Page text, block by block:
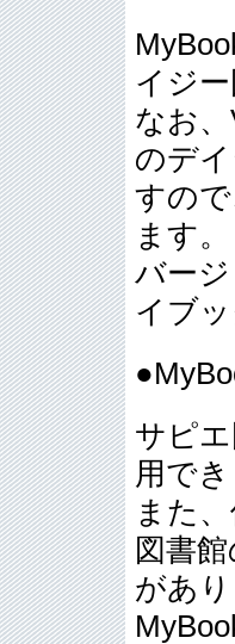
イジ
なお
のデ
すの
ます。
バー
イブ
サピ
用で
また
図書
があ